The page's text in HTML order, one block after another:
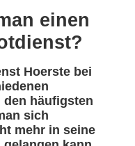
einen
Hoerste bei
häufigsten
sich
mehr in seine